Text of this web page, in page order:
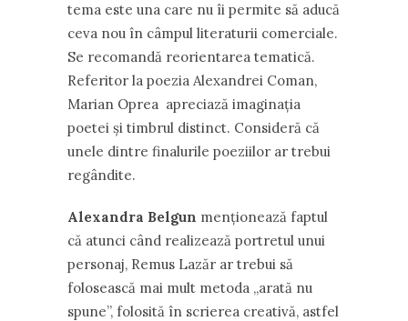
tema este una care nu îi permite să aducă
ceva nou în câmpul literaturii comerciale.
Se recomandă reorientarea tematică.
Referitor la poezia Alexandrei Coman,
Marian Oprea apreciază imaginaţia
poetei şi timbrul distinct. Consideră că
unele dintre finalurile poeziilor ar trebui
Alexandra Belgun menţionează faptul
că atunci când realizează portretul unui
personaj, Remus Lazăr ar trebui să
folosească mai mult metoda „arată nu
spune”, folosită în scrierea creativă, astfel